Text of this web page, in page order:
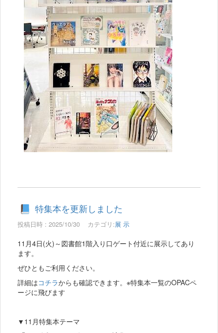
特集本を更新しました
投稿日時 : 2025/10/30 カテゴリ:展 示
11月4日(火)～図書館1階入り口ゲート付近に展示してあり
ます。
ぜひともご利用ください。
詳細はコチラからも確認できます。※特集本一覧のOPACペ
ージに飛びます
▼11月特集本テーマ